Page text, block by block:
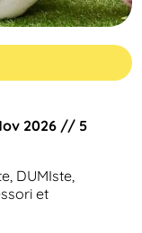
2026 // 5
DUMIste,
et